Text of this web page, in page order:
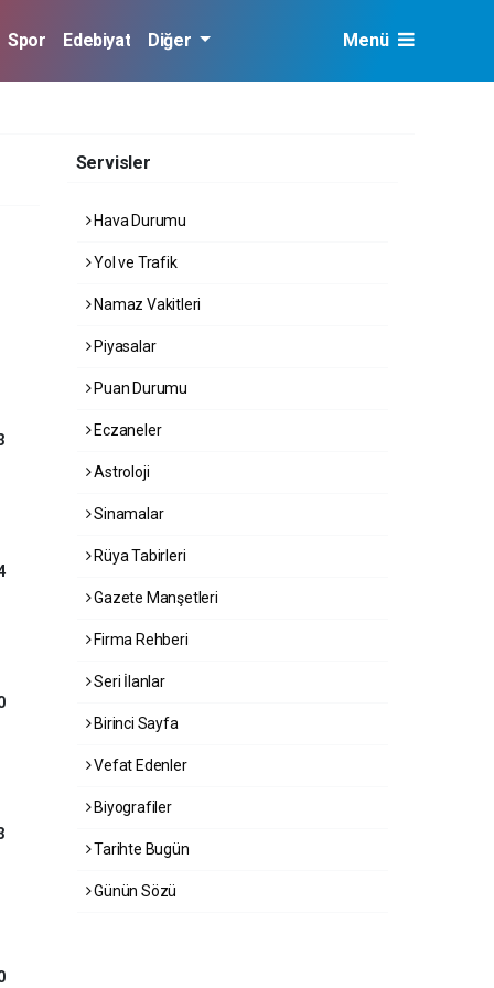
Spor Edebiyat Diğer Menü
Servisler
Hava Durumu
Yol ve Trafik
Namaz Vakitleri
Piyasalar
Puan Durumu
Eczaneler
Astroloji
Sinamalar
Rüya Tabirleri
Gazete Manşetleri
Firma Rehberi
Seri İlanlar
Birinci Sayfa
Vefat Edenler
Biyografiler
Tarihte Bugün
Günün Sözü